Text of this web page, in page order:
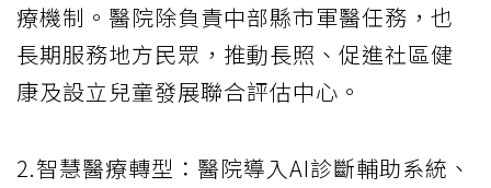
療機制。醫院除負責中部縣市軍醫任務，也
長期服務地方民眾，推動長照、促進社區健
康及設立兒童發展聯合評估中心。
2.智慧醫療轉型：醫院導入AI診斷輔助系統、